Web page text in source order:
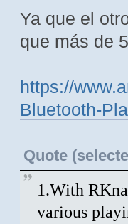
Ya que el
que más de
https://
Bluetooth-
Quote
1.With
various